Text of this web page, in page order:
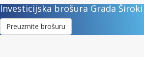
Investicijska brošura Grada
Preuzmite brošuru